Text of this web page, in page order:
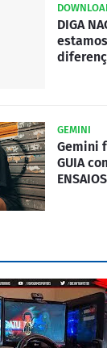
DIGA
GEMINI
Gemini
GUIA